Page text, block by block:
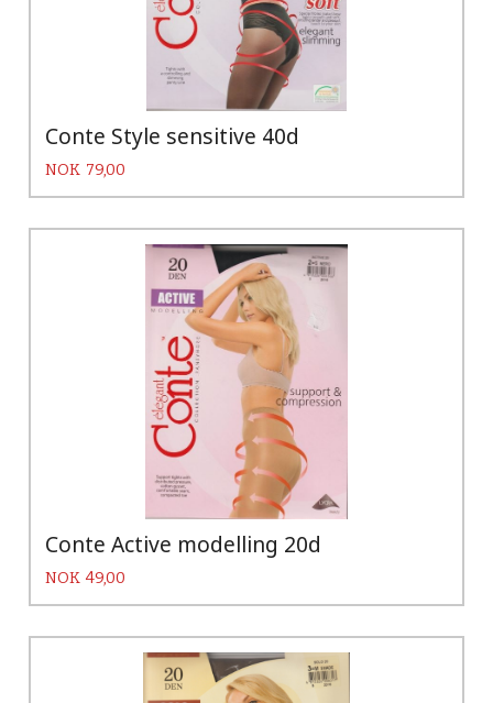
Conte Style sensitive 40d
Pris
NOK 79,00
Conte Active modelling 20d
Pris
NOK 49,00